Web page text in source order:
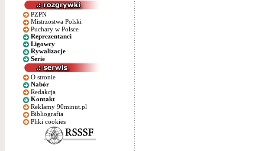
PZPN
Mistrzostwa Polski
Puchary w Polsce
Reprezentanci
Ligowcy
Rywalizacje
Serie
O stronie
Nabór
Redakcja
Kontakt
Reklamy 90minut.pl
Bibliografia
Pliki cookies